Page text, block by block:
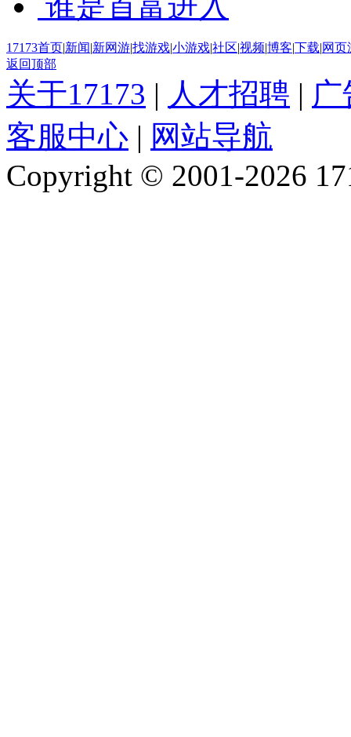
17173首页|新闻|新网游|找游戏|小游戏|社区|视频|博客|下载|网页
返回顶部
关于17173 | 人才招聘 |
客服中心 | 网站导航
Copyright © 2001-2026